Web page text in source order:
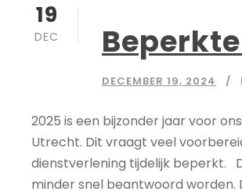
19
DEC
DECEMBER 19, 2024
2025 is een bijzonder jaar voor
Utrecht. Dit vraagt veel
dienstverlening tijdelijk beperkt.
minder snel beantwoord worden.